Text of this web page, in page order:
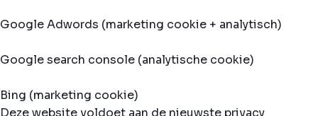
Google Adwords (marketing cookie + analytisch)
Google search console (analytische cookie)
Bing (marketing cookie)
Deze website voldoet aan de nieuwste privacy